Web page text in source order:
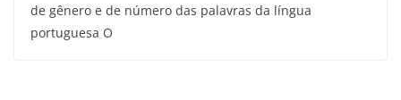
de gênero e de número das palavras da língua
portuguesa O